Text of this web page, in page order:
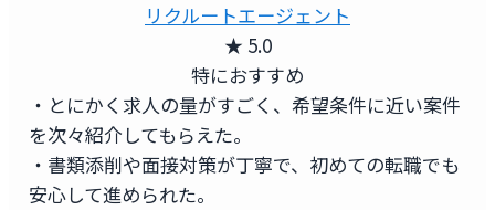
リクルートエージェント
★ 5.0
特におすすめ
・とにかく求人の量がすごく、希望条件に近い案件
を次々紹介してもらえた。
・書類添削や面接対策が丁寧で、初めての転職でも
安心して進められた。